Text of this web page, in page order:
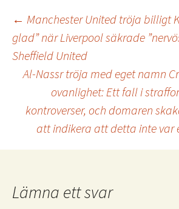
← Manchester United tröja billigt
glad” när Liverpool säkrade
Sheffield United
Al-Nassr tröja med eget namn
ovanlighet: Ett fall i
kontroverser, och domaren
att indikera att detta inte var
Lämna ett svar